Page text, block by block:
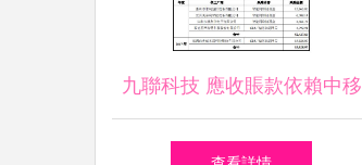
九聯科技 應收賬款依賴中移
動，營收下滑與現金流承壓的